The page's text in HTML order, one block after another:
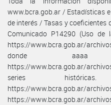
www.bcra.gob.ar / Estadísticas
de interés / Tasas y coeficientes
Comunicado P14290 (Uso
https://www.bcra.gob.ar/
donde
https://www.bcra.gob.ar/
series históricas.
https://www.bcra.gob.ar/
https://www.bcra.gob.ar/